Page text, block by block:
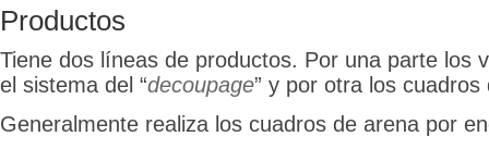
Productos
Tiene dos líneas de productos. Por una parte los
el sistema del “decoupage” y por otra los cuadros
Generalmente realiza los cuadros de arena por